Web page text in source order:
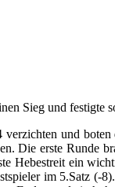
Sieg und festigte
und
Die erste Runde
Hebestreit ein
im 5.Satz